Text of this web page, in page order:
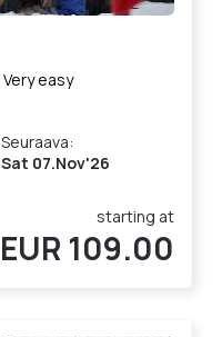
Very easy
Seuraava:
Sat 07.Nov'26
starting at
EUR 109.00